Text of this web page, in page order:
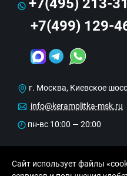
+7(495) 213-
+7(499) 129-
г. Москва, Киевское
info@keramplitka-msk.ru
пн-вс 10:00 — 20:00
Сайт использует файлы